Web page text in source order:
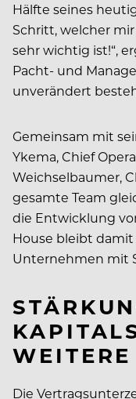
Hälfte seines
Schritt, welcher
sehr wichtig ist!“,
Pacht- und
unverändert
Gemeinsam mit
Ykema, Chief
Weichselbaumer,
gesamte Team
die Entwicklung
House bleibt
Unternehmen mit
Die